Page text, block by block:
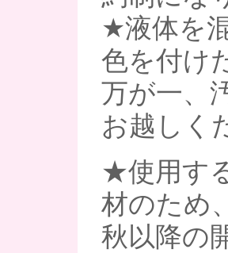
★液体を
色を付け
万が一、
お越しく
★使用す
材のため、
秋以降の